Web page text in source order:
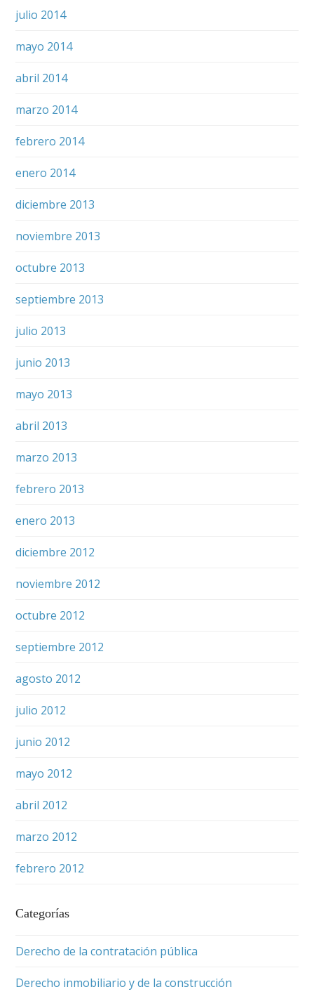
julio 2014
mayo 2014
abril 2014
marzo 2014
febrero 2014
enero 2014
diciembre 2013
noviembre 2013
octubre 2013
septiembre 2013
julio 2013
junio 2013
mayo 2013
abril 2013
marzo 2013
febrero 2013
enero 2013
diciembre 2012
noviembre 2012
octubre 2012
septiembre 2012
agosto 2012
julio 2012
junio 2012
mayo 2012
abril 2012
marzo 2012
febrero 2012
Categorías
Derecho de la contratación pública
Derecho inmobiliario y de la construcción